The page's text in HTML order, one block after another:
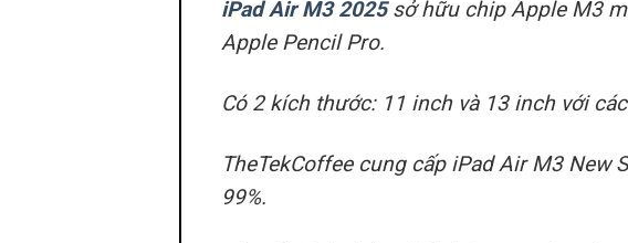
iPad Air M3 2025sở hữu chip Apple M3
Apple Pencil Pro.
Có 2 kích thước: 11 inch và 13 inch với
TheTekCoffee cung cấp iPad Air M3 New
99%.